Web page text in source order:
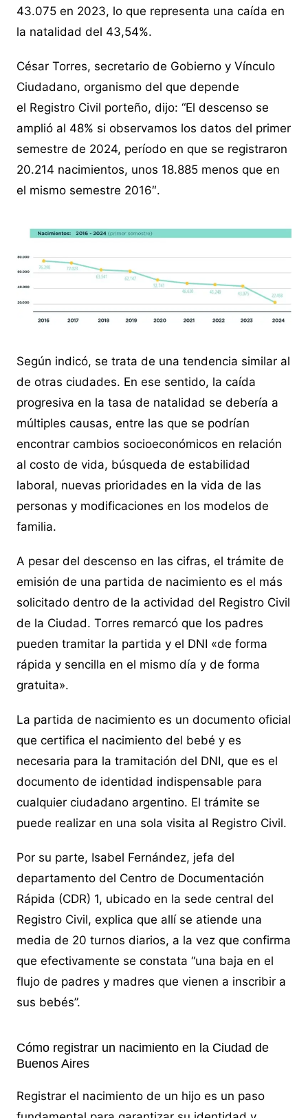
43.075 en 2023, lo que representa una caída en
la natalidad del 43,54%.
César Torres, secretario de Gobierno y Vínculo
Ciudadano, organismo del que depende
el Registro Civil porteño, dijo: “El descenso se
amplió al 48% si observamos los datos del primer
semestre de 2024, período en que se registraron
20.214 nacimientos, unos 18.885 menos que en
el mismo semestre 2016″.
Según indicó, se trata de una tendencia similar al
de otras ciudades. En ese sentido, la caída
progresiva en la tasa de natalidad se debería a
múltiples causas, entre las que se podrían
encontrar cambios socioeconómicos en relación
al costo de vida, búsqueda de estabilidad
laboral, nuevas prioridades en la vida de las
personas y modificaciones en los modelos de
familia.
A pesar del descenso en las cifras, el trámite de
emisión de una partida de nacimiento es el más
solicitado dentro de la actividad del Registro Civil
de la Ciudad. Torres remarcó que los padres
pueden tramitar la partida y el DNI «de forma
rápida y sencilla en el mismo día y de forma
gratuita».
La partida de nacimiento es un documento oficial
que certifica el nacimiento del bebé y es
necesaria para la tramitación del DNI, que es el
documento de identidad indispensable para
cualquier ciudadano argentino. El trámite se
puede realizar en una sola visita al Registro Civil.
Por su parte, Isabel Fernández, jefa del
departamento del Centro de Documentación
Rápida (CDR) 1, ubicado en la sede central del
Registro Civil, explica que allí se atiende una
media de 20 turnos diarios, a la vez que confirma
que efectivamente se constata “una baja en el
flujo de padres y madres que vienen a inscribir a
sus bebés”.
Cómo registrar un nacimiento en la Ciudad de
Buenos Aires
Registrar el nacimiento de un hijo es un paso